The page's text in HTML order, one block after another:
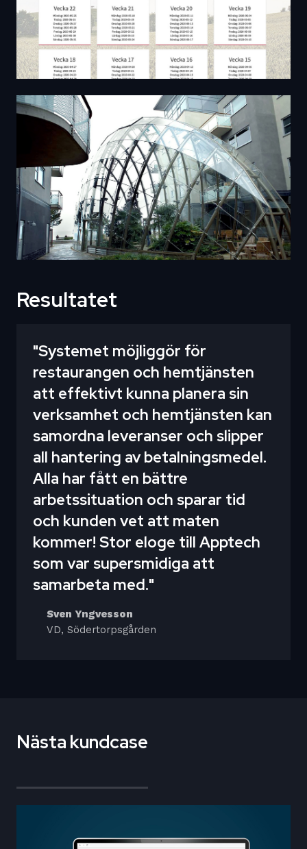
Resultatet
"Systemet möjliggör för
restaurangen och hemtjänsten
att effektivt kunna planera sin
verksamhet och hemtjänsten kan
samordna leveranser och slipper
all hantering av betalningsmedel.
Alla har fått en bättre
arbetssituation och sparar tid
och kunden vet att maten
kommer! Stor eloge till Apptech
som var supersmidiga att
samarbeta med."
Sven Yngvesson
VD, Södertorpsgården
Nästa kundcase